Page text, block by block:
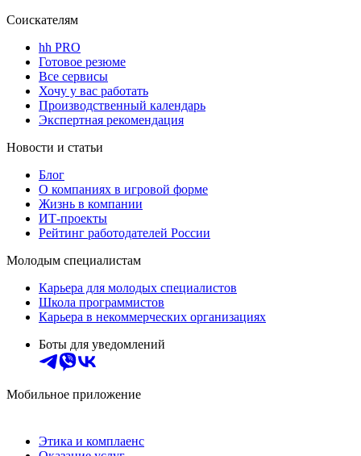
Соискателям
hh PRO
Готовое резюме
Все сервисы
Хочу у вас работать
Производственный календарь
Экспертная рекомендация
Новости и статьи
Блог
О компаниях в игровой форме
Жизнь в компании
ИТ-проекты
Рейтинг работодателей России
Молодым специалистам
Карьера для молодых специалистов
Школа программистов
Карьера в некоммерческих организациях
Боты для уведомлений
Мобильное приложение
Этика и комплаенс